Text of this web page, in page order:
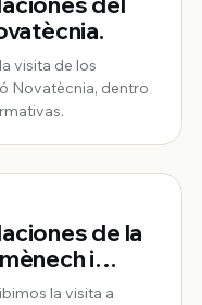
visita de los
Novatècnia, dentro
de la
i
la visita a